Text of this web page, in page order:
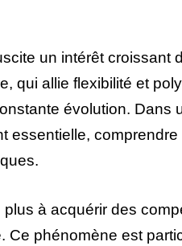
un intérêt croissant
qui allie flexibilité et
évolution. Dans
essentielle,
à acquérir des
Ce phénomène est